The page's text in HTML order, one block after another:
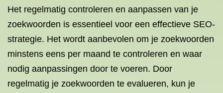
Het regelmatig controleren en aanpassen van je
zoekwoorden is essentieel voor een effectieve SEO-
strategie. Het wordt aanbevolen om je zoekwoorden
minstens eens per maand te controleren en waar
nodig aanpassingen door te voeren. Door
regelmatig je zoekwoorden te evalueren, kun je